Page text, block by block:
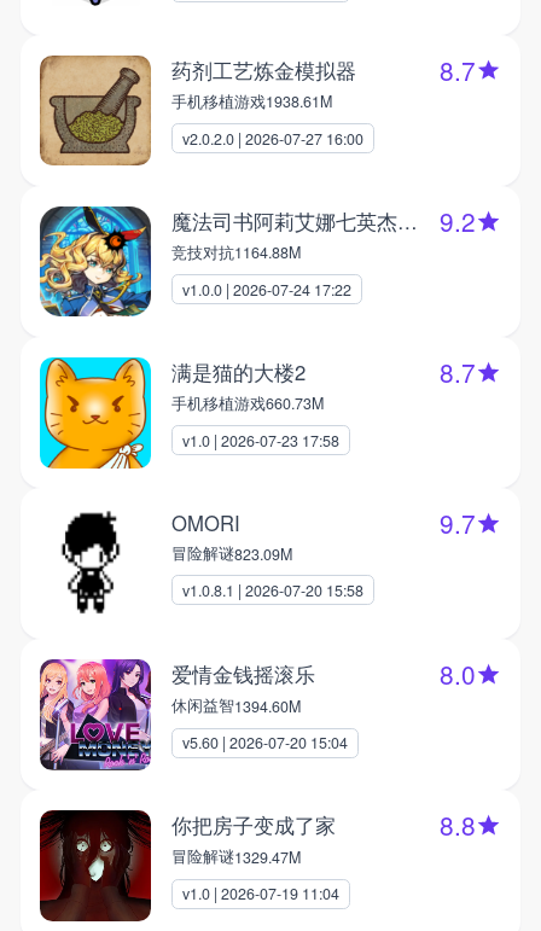
药剂工艺炼金模拟器
手机移植游戏1938.61M
v2.0.2.0 | 2026-07-27 16:00
8.7
魔法司书阿莉艾娜七英杰之书
竞技对抗1164.88M
v1.0.0 | 2026-07-24 17:22
9.2
满是猫的大楼2
手机移植游戏660.73M
v1.0 | 2026-07-23 17:58
8.7
OMORI
冒险解谜823.09M
v1.0.8.1 | 2026-07-20 15:58
9.7
爱情金钱摇滚乐
休闲益智1394.60M
v5.60 | 2026-07-20 15:04
8.0
你把房子变成了家
冒险解谜1329.47M
v1.0 | 2026-07-19 11:04
8.8